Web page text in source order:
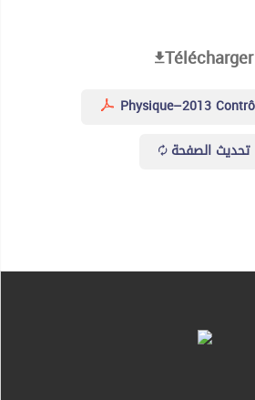
Télécharger
Physique–2013
تحديث الصفحة